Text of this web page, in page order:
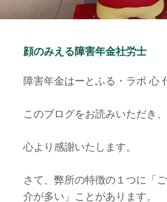
顔のみえる障害年金社労士
障害年金はーとふる・ラボ 心
このブログをお読みいただき
心より感謝いたします。
さて、弊所の特徴の１つに「
介が多い」ことがあります。